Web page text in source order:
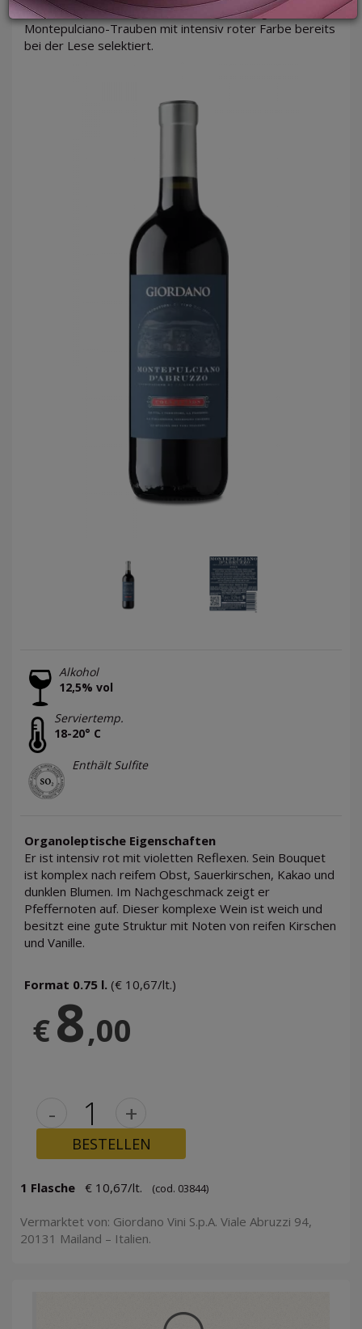
Für diesen Wein werden die besten, mittelgrößen
Montepulciano-Trauben mit intensiv roter Farbe bereits
bei der Lese selektiert.
Alkohol
12,5% vol
Serviertemp.
18-20° C
Enthält Sulfite
Organoleptische Eigenschaften
Er ist intensiv rot mit violetten Reflexen. Sein Bouquet
ist komplex nach reifem Obst, Sauerkirschen, Kakao und
dunklen Blumen. Im Nachgeschmack zeigt er
Pfeffernoten auf. Dieser komplexe Wein ist weich und
besitzt eine gute Struktur mit Noten von reifen Kirschen
und Vanille.
Format 0.75 l. (€ 10,67/lt.)
€8,00
- +
BESTELLEN
1 Flasche € 10,67/lt. (cod. 03844)
Vermarktet von: Giordano Vini S.p.A. Viale Abruzzi 94,
20131 Mailand – Italien.